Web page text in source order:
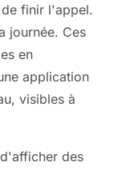
finir l'appel.
journée. Ces
en
application
visibles à
des